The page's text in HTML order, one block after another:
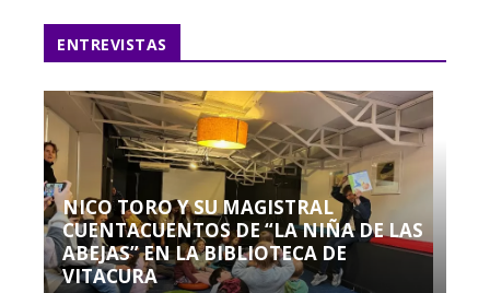
ENTREVISTAS
NICO TORO Y SU MAGISTRAL
CUENTACUENTOS DE “LA NIÑA DE LAS
ABEJAS” EN LA BIBLIOTECA DE
VITACURA